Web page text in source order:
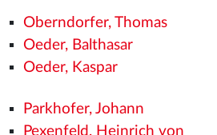
Oberndorfer, Thomas
Oeder, Balthasar
Oeder, Kaspar
Parkhofer, Johann
Pexenfeld, Heinrich von